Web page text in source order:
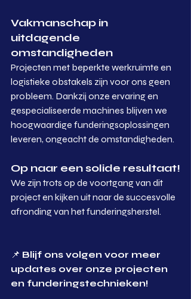
Vakmanschap in
uitdagende
omstandigheden
Projecten met beperkte werkruimte en
logistieke obstakels zijn voor ons geen
probleem. Dankzij onze ervaring en
gespecialiseerde machines blijven we
hoogwaardige funderingsoplossingen
leveren, ongeacht de omstandigheden.
Op naar een solide resultaat!
We zijn trots op de voortgang van dit
project en kijken uit naar de succesvolle
afronding van het funderingsherstel.
📌 Blijf ons volgen voor meer
updates over onze projecten
en funderingstechnieken!